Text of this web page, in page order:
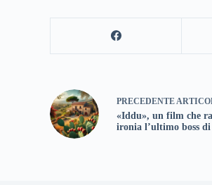
PRECEDENTE
«Iddu», un film che
ironia l’ultimo boss di